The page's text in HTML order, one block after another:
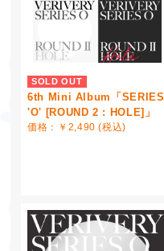
SOLD OUT
6th Mini Album「SERIES
'O' [ROUND 2 : HOLE]」
価格：￥2,490 (税込)